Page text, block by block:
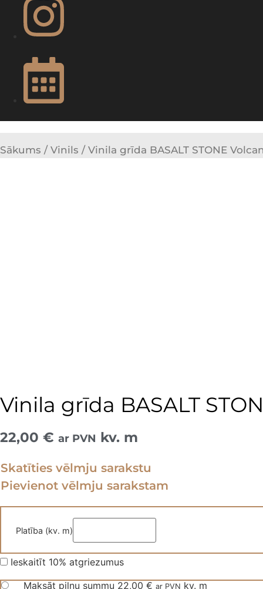
Sākums / Vinils / Vinila grīda BASALT STONE
Vinila grīda BASALT
22,00 € ar PVN kv. m
Skatīties vēlmju sarakstu
Pievienot vēlmju sarakstam
Platība (kv. m)
Ieskaitīt 10% atgriezumus
Maksāt pilnu summu 22,00 € ar PVN kv. m